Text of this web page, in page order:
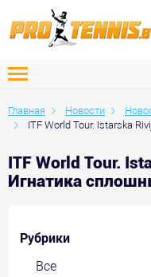
Главная Новости
ITF World Tour. Istarska
ITF World Tour.
Игнатика
Рубрики
Все